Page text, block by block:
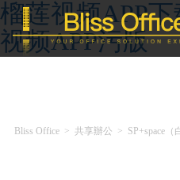
榴莲视频APP
视频APP污版
Bliss Office > 共享辦公 > SP+space（